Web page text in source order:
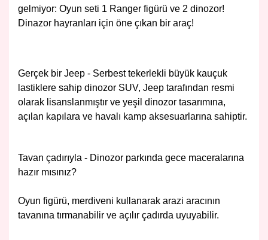
gelmiyor: Oyun seti 1 Ranger figürü ve 2 dinozor!
Dinazor hayranları için öne çıkan bir araç!
Gerçek bir Jeep - Serbest tekerlekli büyük kauçuk
lastiklere sahip dinozor SUV, Jeep tarafından resmi
olarak lisanslanmıştır ve yeşil dinozor tasarımına,
açılan kapılara ve havalı kamp aksesuarlarına sahiptir.
Tavan çadırıyla - Dinozor parkında gece maceralarına
hazır mısınız?
Oyun figürü, merdiveni kullanarak arazi aracının
tavanına tırmanabilir ve açılır çadırda uyuyabilir.